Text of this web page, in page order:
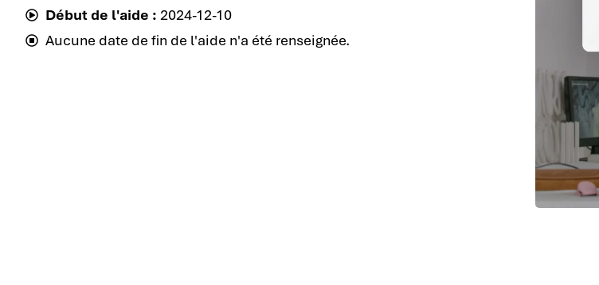
Début de l'aide : 2024-12-10
Aucune date de fin de l'aide n'a été renseignée.